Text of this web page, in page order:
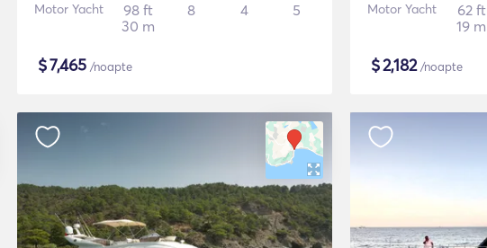
Motor Yacht
98 ft
30 m
8 4 5
$7,465 /noapte
Motor Yacht
62 ft
19 m
$2,182/noapte